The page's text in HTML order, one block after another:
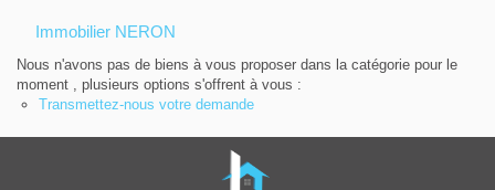
Immobilier NERON
Nous n'avons pas de biens à vous proposer dans la catégorie pour le
moment , plusieurs options s'offrent à vous :
Transmettez-nous votre demande